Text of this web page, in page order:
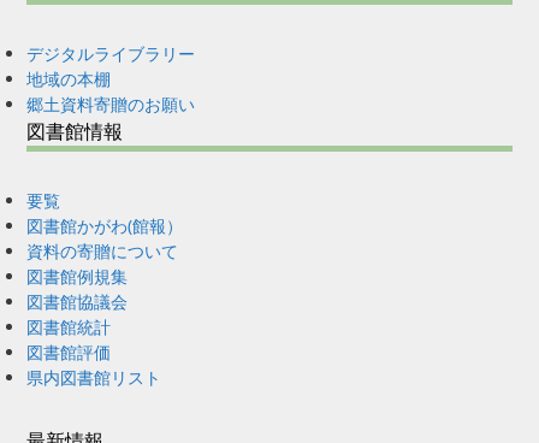
デジタルライブラリー
地域の本棚
郷土資料寄贈のお願い
図書館情報
要覧
図書館かがわ(館報）
資料の寄贈について
図書館例規集
図書館協議会
図書館統計
図書館評価
県内図書館リスト